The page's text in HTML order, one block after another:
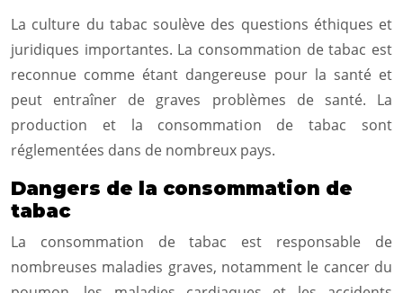
La culture du tabac soulève des questions éthiques et
juridiques importantes. La consommation de tabac est
reconnue comme étant dangereuse pour la santé et
peut entraîner de graves problèmes de santé. La
production et la consommation de tabac sont
réglementées dans de nombreux pays.
Dangers de la consommation de
tabac
La consommation de tabac est responsable de
nombreuses maladies graves, notamment le cancer du